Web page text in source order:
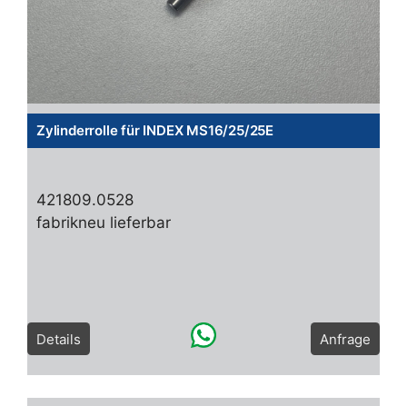
Zylinderrolle für INDEX MS16/25/25E
421809.0528
fabrikneu lieferbar
Details Anfrage